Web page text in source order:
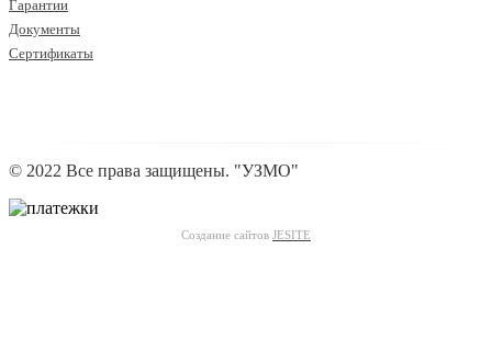
Гарантии
Документы
Сертификаты
© 2022 Все права защищены. "УЗМО"
Создание сайтов JESITE